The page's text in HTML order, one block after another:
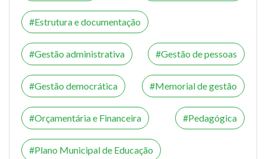
Estrutura e documentação
Gestão administrativa Gestão de pessoas
Gestão democrática Memorial de gestão
Orçamentária e Financeira Pedagógica
Plano Municipal de Educação